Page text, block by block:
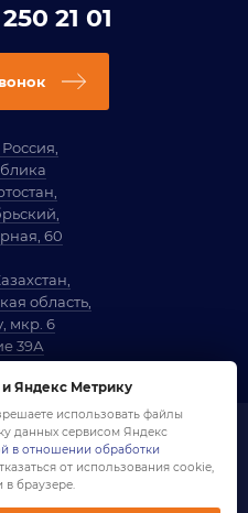
21 01
60
область,
мкр. 6
39А
«ОЗНА»
данных
данных
Яндекс Метрику
использовать файлы
данных сервисом Яндекс
в отношении обработки
от использования cookie,
в браузере.